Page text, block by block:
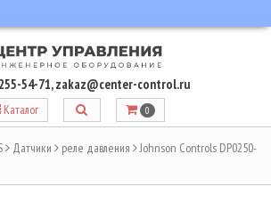
54-71,zakaz@center-control.ru
Каталог 0
Датчики реле давления
Johnson Controls DP0250-